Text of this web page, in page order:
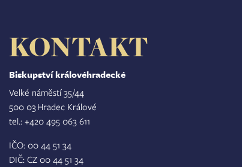
KONTAKT
Biskupství královéhradecké
Velké náměstí 35/44
500 03 Hradec Králové
tel.: +420 495 063 611
IČO: 00 44 51 34
DIČ: CZ 00 44 51 34